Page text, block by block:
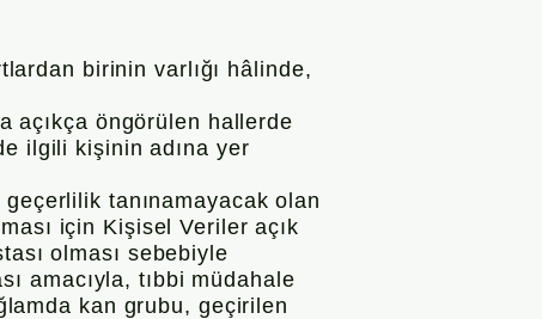
birinin varlığı hâlinde,
açıkça öngörülen hallerde
ilgili kişinin adına yer
geçerlilik tanınamayacak olan
için Kişisel Veriler açık
olması sebebiyle
amacıyla, tıbbi müdahale
kan grubu, geçirilen